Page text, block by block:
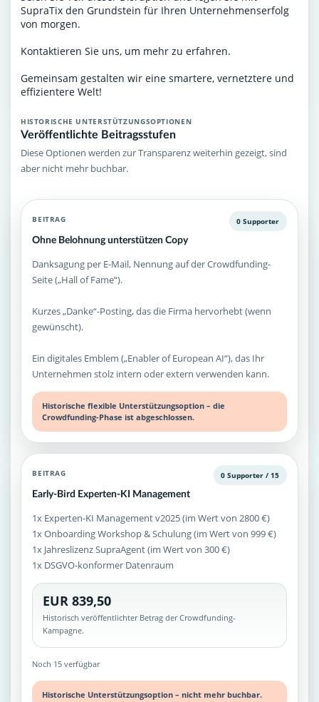
SupraTix den Grundstein für Ihren Unternehmenserfolg
von morgen.
Kontaktieren Sie uns, um mehr zu erfahren.
Gemeinsam gestalten wir eine smartere, vernetztere und
effizientere Welt!
HISTORISCHE UNTERSTÜTZUNGSOPTIONEN
Veröffentlichte Beitragsstufen
Diese Optionen werden zur Transparenz weiterhin gezeigt, sind
aber nicht mehr buchbar.
BEITRAG
Ohne Belohnung unterstützen Copy
0 Supporter
Danksagung per E-Mail, Nennung auf der Crowdfunding-
Seite („Hall of Fame“).
Kurzes „Danke“-Posting, das die Firma hervorhebt (wenn
gewünscht).
Ein digitales Emblem („Enabler of European AI“), das Ihr
Unternehmen stolz intern oder extern verwenden kann.
Historische flexible Unterstützungsoption – die
Crowdfunding-Phase ist abgeschlossen.
BEITRAG
Early-Bird Experten-KI Management
0 Supporter / 15
1x Experten-KI Management v2025 (im Wert von 2800 €)
1x Onboarding Workshop & Schulung (im Wert von 999 €)
1x Jahreslizenz SupraAgent (im Wert von 300 €)
1x DSGVO-konformer Datenraum
EUR 839,50
Historisch veröffentlichter Betrag der Crowdfunding-
Kampagne.
Noch 15 verfügbar
Historische Unterstützungsoption – nicht mehr buchbar.